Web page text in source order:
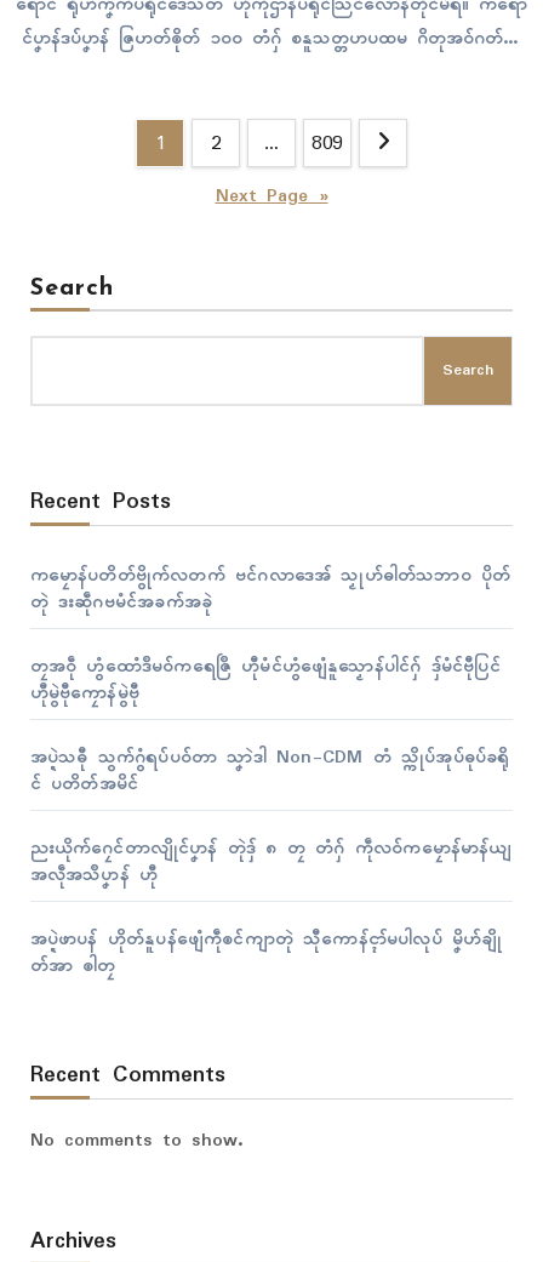
ၚ်ပၞာန်ဒပ်ပၞာန် ဇြဟတ်ၜိုတ် ၁၀၀ တံဂှ် စနူသတ္တဟပထမ ဂိတုအဝ်ဂတ်ဏံ
န်ဂှ်တှ်ေ ဂဗဆဵုညာတ်အာကွဳစက်ပလံၚ်ကၠေၚ်စက် လ္တူဂၠံၚ်တံကီု၊ သီုကဵုကၠေၚ်
စက်…
1 2 … 809
Next Page »
Search
Search
Recent Posts
ကမၠောန်ပတိတ်ဗွိုက်လတက် ဗင်ဂလာဒေအ် သၟုဟ်ဓါတ်သဘာဝ ပိုတ်
တုဲ ဒးဆဵုဂဗမံၚ်အခက်အခုဲ
တၠအဝဵု ဟွံထောံဒဳမဝ်ကရေဇြဳ ဟီုမံၚ်ဟွံဖျေံနူသၟောန်ပါၚ်ဂှ် ဒှ်မံၚ်ဗီုပြၚ်
ဟီုမွဲဗီုကၠောန်မွဲဗီု
အပ္ဍဲသဓီု သွက်ဂွံရပ်ပဝ်တာ သၞာဲဒါ Non-CDM တံ သ္ကိုပ်အုပ်ဓုပ်ခရို
ၚ် ပတိတ်အမိၚ်
ညးယိုက်ဂၠေၚ်တာလျိုၚ်ပၞာန် တုဲဒှ် ၈ တၠ တံဂှ် ကဵုလဝ်ကမၠောန်မာန်ယျ
အလဵုအသဳပၞာန် ဟီု
အပ္ဍဲဖာပန် ဟိုတ်နူပန်ဖျေံကဵုၜၚ်ကျာတုဲ သီုကောန်ၚာ်မပါလုပ် မၞိဟ်ချို
တ်အာ ၜါတၠ
Recent Comments
No comments to show.
Archives